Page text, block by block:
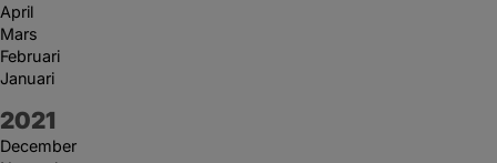
April
Mars
Februari
Januari
År:
2021
December